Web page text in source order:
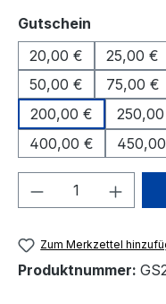
Gutschein
20,00 €
25,00 €
50,00 €
75,00 €
200,00 €
400,00 €
Produkt
Zum Merkzettel
Produktnummer: